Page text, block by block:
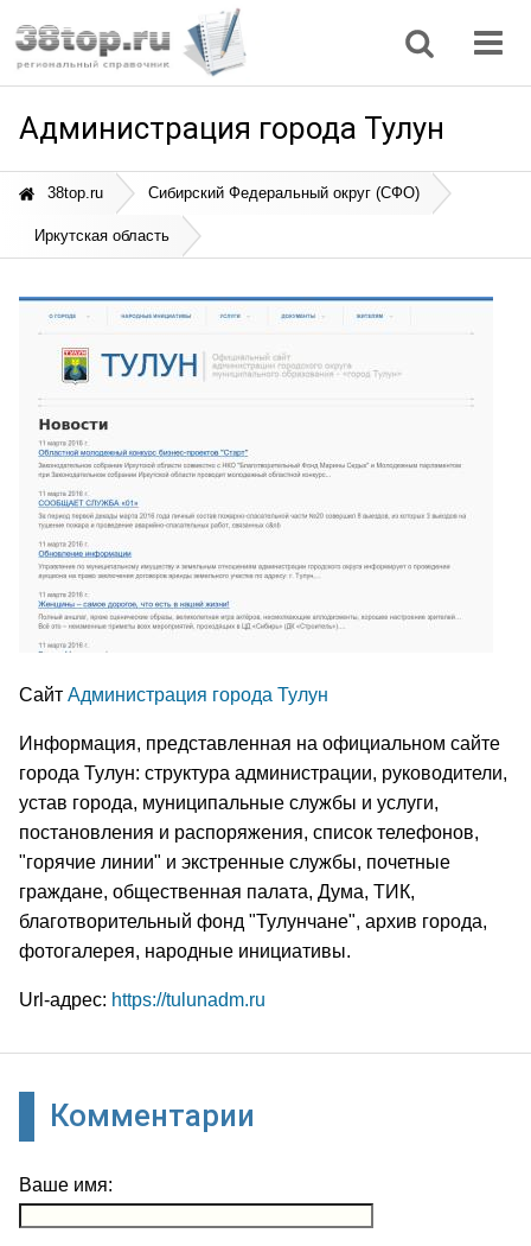
Администрация города Тулун
38top.ru Сибирский Федеральный округ (СФО)
Иркутская область
Сайт Администрация города Тулун
Информация, представленная на официальном сайте
города Тулун: структура администрации, руководители,
устав города, муниципальные службы и услуги,
постановления и распоряжения, список телефонов,
"горячие линии" и экстренные службы, почетные
граждане, общественная палата, Дума, ТИК,
благотворительный фонд "Тулунчане", архив города,
фотогалерея, народные инициативы.
Url-адрес: https://tulunadm.ru
Комментарии
Ваше имя: